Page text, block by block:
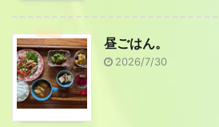
昼ごはん。
2026/7/30